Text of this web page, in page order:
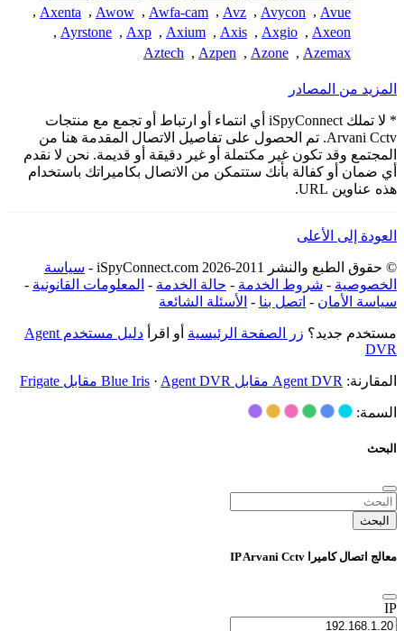
Avue
,
Avycon
,
Avz
,
Awfa-cam
,
Awow
,
Axenta
,
Axeon
,
Axgio
,
Axis
,
Axium
,
Axp
,
Ayrstone
,
Azemax
,
Azone
,
Azpen
,
Aztech
المزيد من المصادر
* لا تملك iSpyConnect أي انتماء أو ارتباط أو تجمع مع منتجات
Arvani Cctv. تم الحصول على تفاصيل الاتصال المقدمة هنا من
المجتمع وقد تكون غير مكتملة أو غير دقيقة أو قديمة. نحن لا نقدم
أي ضمان أو كفالة بأنك ستتمكن من الاتصال بكاميراتك باستخدام
هذه عناوين URL.
العودة إلى الأعلى
© حقوق الطبع والنشر 2011-2026 iSpyConnect.com -
سياسة
الخصوصية - شروط الخدمة - حالة الخدمة - المعلومات القانونية -
سياسة الأمان - اتصل بنا - الأسئلة الشائعة
مستخدم جديد؟ زر الصفحة الرئيسية أو اقرأ
دليل مستخدم Agent
DVR
المقارنة: Agent DVR مقابل Blue Iris · Agent DVR مقابل Frigate
السمة:
البحث
البحث
معالج اتصال كاميرا IP Arvani Cctv
IP